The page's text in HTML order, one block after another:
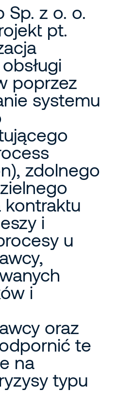
Sp. z o. o.
pt.
poprzez
systemu
zdolnego
kontraktu
i
u
i
oraz
te
na
typu